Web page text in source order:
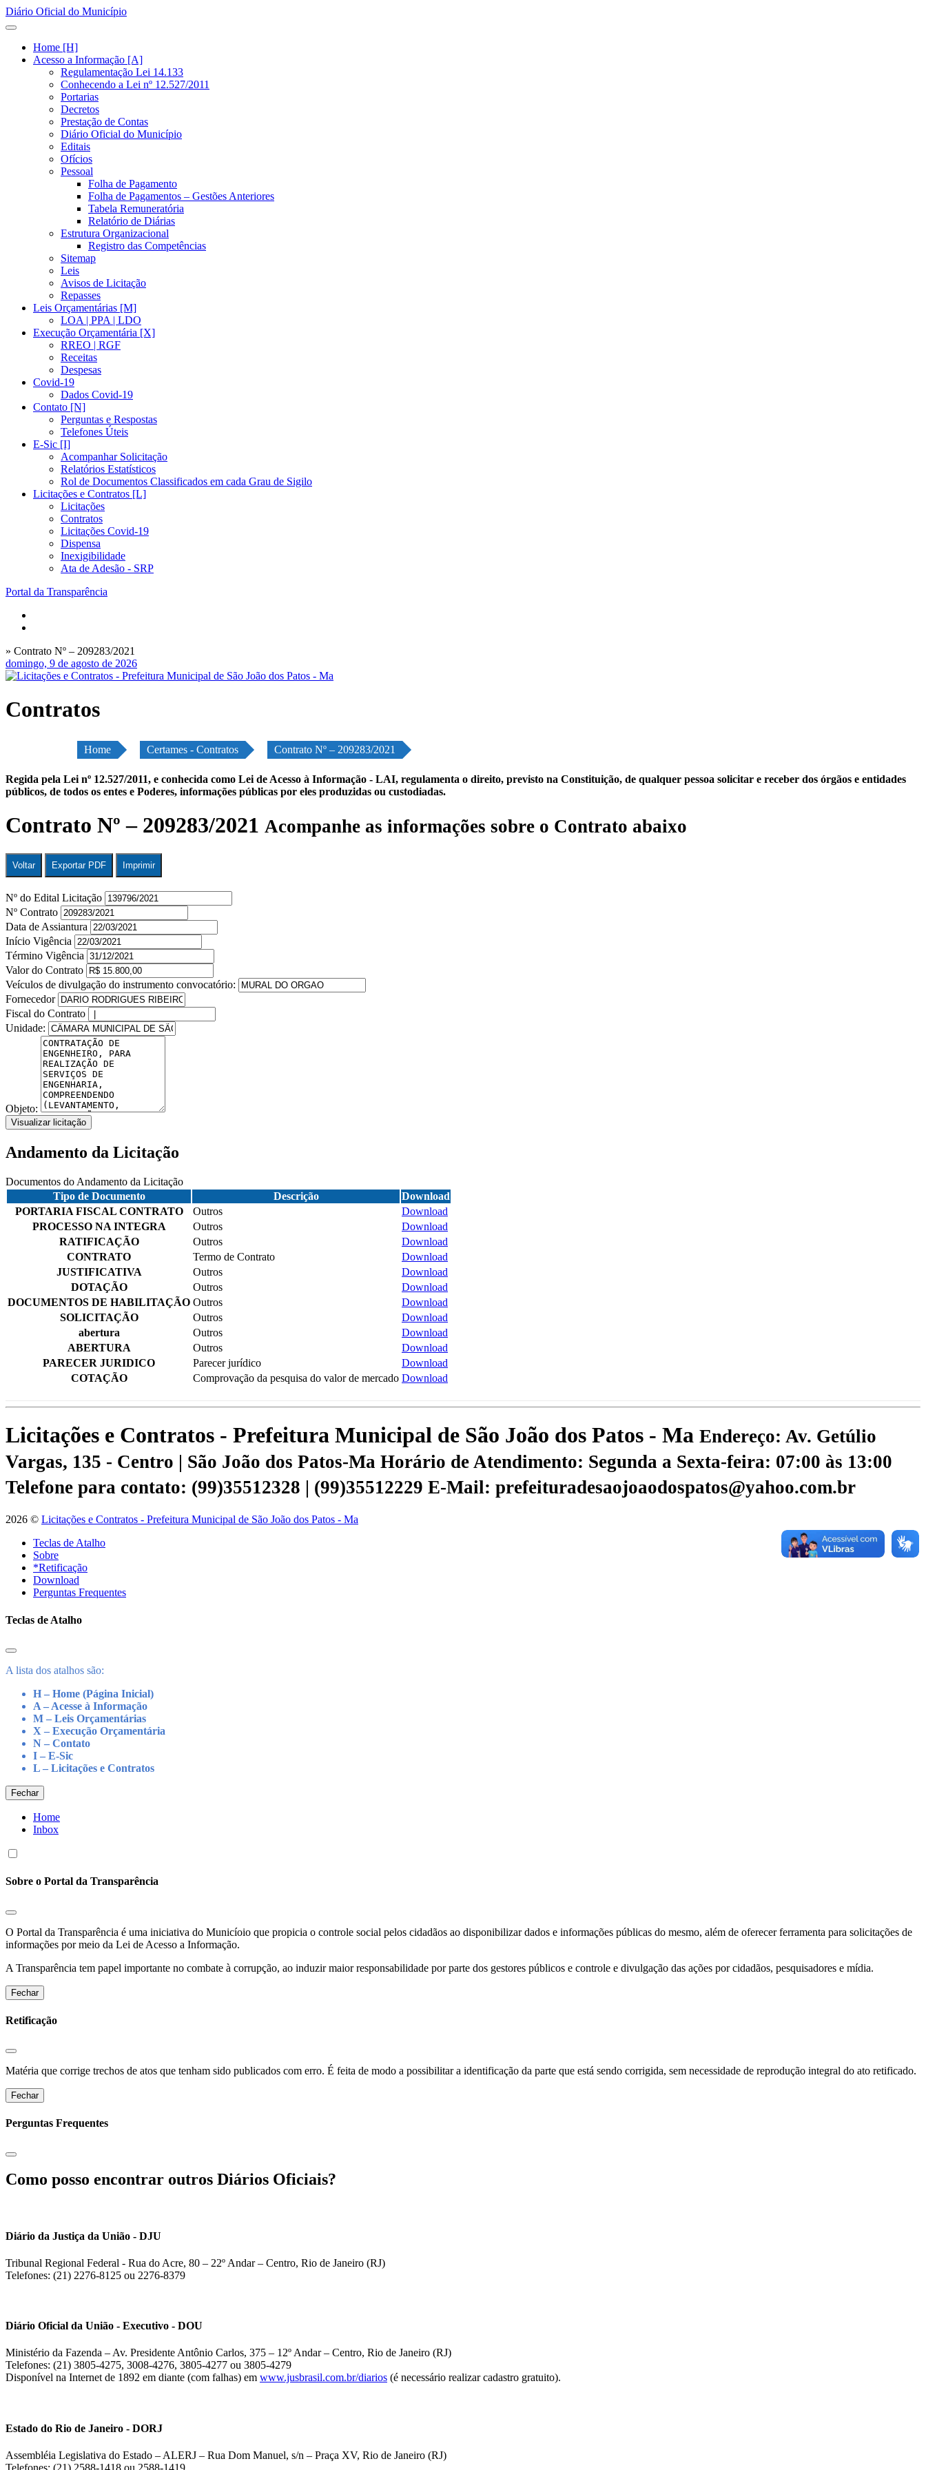
Diário Oficial do Município
Home [H]
Acesso a Informação [A]
Regulamentação Lei 14.133
Conhecendo a Lei nº 12.527/2011
Portarias
Decretos
Prestação de Contas
Diário Oficial do Município
Editais
Ofícios
Pessoal
Folha de Pagamento
Folha de Pagamentos – Gestões Anteriores
Tabela Remuneratória
Relatório de Diárias
Estrutura Organizacional
Registro das Competências
Sitemap
Leis
Avisos de Licitação
Repasses
Leis Orçamentárias [M]
LOA | PPA | LDO
Execução Orçamentária [X]
RREO | RGF
Receitas
Despesas
Covid-19
Dados Covid-19
Contato [N]
Perguntas e Respostas
Telefones Úteis
E-Sic [I]
Acompanhar Solicitação
Relatórios Estatísticos
Rol de Documentos Classificados em cada Grau de Sigilo
Licitações e Contratos [L]
Licitações
Contratos
Licitações Covid-19
Dispensa
Inexigibilidade
Ata de Adesão - SRP
Portal da Transparência
» Contrato Nº – 209283/2021
domingo, 9 de agosto de 2026
Contratos
Home Certames - Contratos Contrato Nº – 209283/2021
Regida pela Lei nº 12.527/2011, e conhecida como Lei de Acesso à Informação - LAI, regulamenta o direito, previsto na Constituição, de qualquer pessoa solicitar e receber dos órgãos e entidades
públicos, de todos os entes e Poderes, informações públicas por eles produzidas ou custodiadas.
Contrato Nº – 209283/2021 Acompanhe as informações sobre o Contrato abaixo
Voltar Exportar PDF Imprimir
Nº do Edital Licitação
Nº Contrato
Data de Assiantura
Início Vigência
Término Vigência
Valor do Contrato
Veículos de divulgação do instrumento convocatório:
Fornecedor
Fiscal do Contrato
Unidade:
Objeto:
Visualizar licitação
Andamento da Licitação
Documentos do Andamento da Licitação
Tipo de Documento
Descrição
Download
PORTARIA FISCAL CONTRATO
Outros
Download
PROCESSO NA INTEGRA
Outros
Download
RATIFICAÇÃO
Outros
Download
CONTRATO
Termo de Contrato
Download
JUSTIFICATIVA
Outros
Download
DOTAÇÃO
Outros
Download
DOCUMENTOS DE HABILITAÇÃO Outros
Download
SOLICITAÇÃO
Outros
Download
abertura
Outros
Download
ABERTURA
Outros
Download
PARECER JURIDICO
Parecer jurídico
Download
COTAÇÃO
Comprovação da pesquisa do valor de mercado Download
Licitações e Contratos - Prefeitura Municipal de São João dos Patos - Ma Endereço: Av. Getúlio
Vargas, 135 - Centro | São João dos Patos-Ma Horário de Atendimento: Segunda a Sexta-feira: 07:00 às 13:00
Telefone para contato: (99)35512328 | (99)35512229 E-Mail: prefeituradesaojoaodospatos@yahoo.com.br
2026 © Licitações e Contratos - Prefeitura Municipal de São João dos Patos - Ma
Teclas de Atalho
Sobre
*Retificação
Download
Perguntas Frequentes
Teclas de Atalho
A lista dos atalhos são:
H – Home (Página Inicial)
A – Acesse à Informação
M – Leis Orçamentárias
X – Execução Orçamentária
N – Contato
I – E-Sic
L – Licitações e Contratos
Fechar
Home
Inbox
Sobre o Portal da Transparência
O Portal da Transparência é uma iniciativa do Municíoio que propicia o controle social pelos cidadãos ao disponibilizar dados e informações públicas do mesmo, além de oferecer ferramenta para solicitações de
informações por meio da Lei de Acesso a Informação.
A Transparência tem papel importante no combate à corrupção, ao induzir maior responsabilidade por parte dos gestores públicos e controle e divulgação das ações por cidadãos, pesquisadores e mídia.
Fechar
Retificação
Matéria que corrige trechos de atos que tenham sido publicados com erro. É feita de modo a possibilitar a identificação da parte que está sendo corrigida, sem necessidade de reprodução integral do ato retificado.
Fechar
Perguntas Frequentes
Como posso encontrar outros Diários Oficiais?
Diário da Justiça da União - DJU
Tribunal Regional Federal - Rua do Acre, 80 – 22º Andar – Centro, Rio de Janeiro (RJ)
Telefones: (21) 2276-8125 ou 2276-8379
Diário Oficial da União - Executivo - DOU
Ministério da Fazenda – Av. Presidente Antônio Carlos, 375 – 12º Andar – Centro, Rio de Janeiro (RJ)
Telefones: (21) 3805-4275, 3008-4276, 3805-4277 ou 3805-4279
Disponível na Internet de 1892 em diante (com falhas) em www.jusbrasil.com.br/diarios (é necessário realizar cadastro gratuito).
Estado do Rio de Janeiro - DORJ
Assembléia Legislativa do Estado – ALERJ – Rua Dom Manuel, s/n – Praça XV, Rio de Janeiro (RJ)
Telefones: (21) 2588-1418 ou 2588-1419